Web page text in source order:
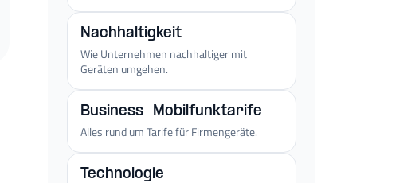
Nachhaltigkeit
Wie Unternehmen nachhaltiger mit
Geräten umgehen.
Business-Mobilfunktarife
Alles rund um Tarife für Firmengeräte.
Technologie